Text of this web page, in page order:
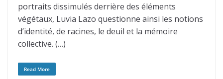
portraits dissimulés derrière des éléments
végétaux, Luvia Lazo questionne ainsi les notions
d’identité, de racines, le deuil et la mémoire
collective. (…)
Read More